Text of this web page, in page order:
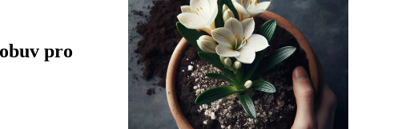
pro